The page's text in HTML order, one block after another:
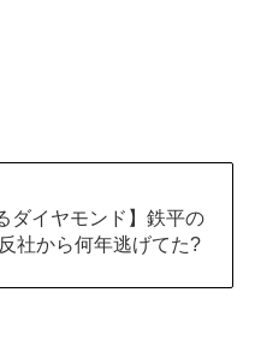
ダイヤモンド】鉄平の
社から何年逃げてた?